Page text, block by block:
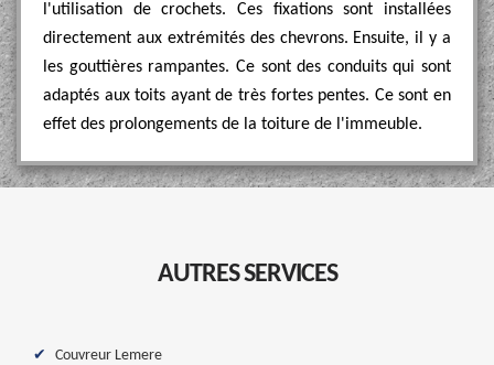
l'utilisation de crochets. Ces fixations sont installées
directement aux extrémités des chevrons. Ensuite, il y a
les gouttières rampantes. Ce sont des conduits qui sont
adaptés aux toits ayant de très fortes pentes. Ce sont en
effet des prolongements de la toiture de l'immeuble.
AUTRES SERVICES
Couvreur Lemere